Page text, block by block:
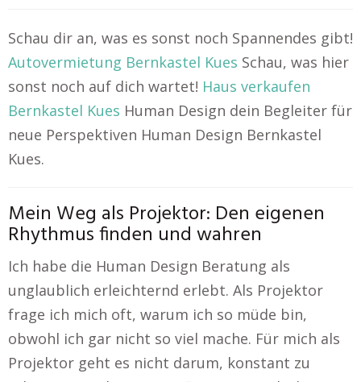
Schau dir an, was es sonst noch Spannendes gibt!
Autovermietung Bernkastel Kues Schau, was hier
sonst noch auf dich wartet! Haus verkaufen
Bernkastel Kues Human Design dein Begleiter für
neue Perspektiven Human Design Bernkastel
Kues.
Mein Weg als Projektor: Den eigenen
Rhythmus finden und wahren
Ich habe die Human Design Beratung als
unglaublich erleichternd erlebt. Als Projektor
frage ich mich oft, warum ich so müde bin,
obwohl ich gar nicht so viel mache. Für mich als
Projektor geht es nicht darum, konstant zu